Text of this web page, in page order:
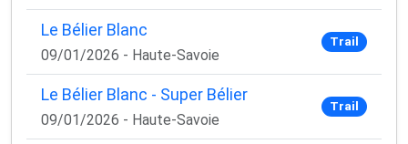
🚴‍♂️ Rejoignez la communauté des coureurs
et triathlètes passionnés
Rejoignez des milliers de sportifs passionnés et
Le Bélier Blanc
09/01/2026 - Haute-Savoie
Trail
Le Bélier Blanc - Super Bélier
09/01/2026 - Haute-Savoie
Trail